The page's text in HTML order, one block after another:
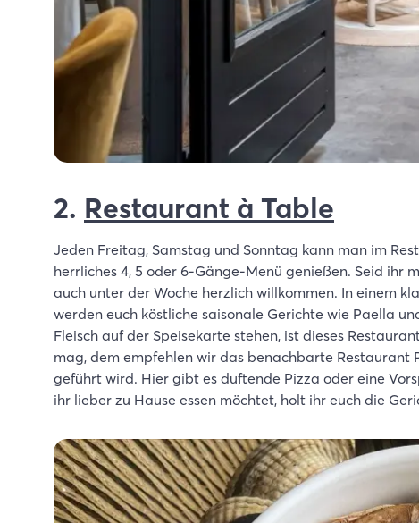
2. Restaurant à Table
Jeden Freitag, Samstag und Sonntag kann man im
herrliches 4, 5 oder 6-Gänge-Menü genießen. Seid ihr
auch unter der Woche herzlich willkommen. In einem
werden euch köstliche saisonale Gerichte wie Paella
Fleisch auf der Speisekarte stehen, ist dieses
mag, dem empfehlen wir das benachbarte Restaurant
geführt wird. Hier gibt es duftende Pizza oder eine
ihr lieber zu Hause essen möchtet, holt ihr euch die